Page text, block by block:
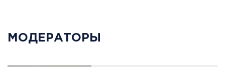
МОДЕРАТОРЫ